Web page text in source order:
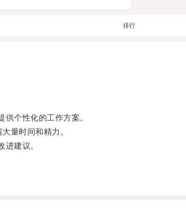
排行
个性化的工作方案。
量时间和精力。
建议。